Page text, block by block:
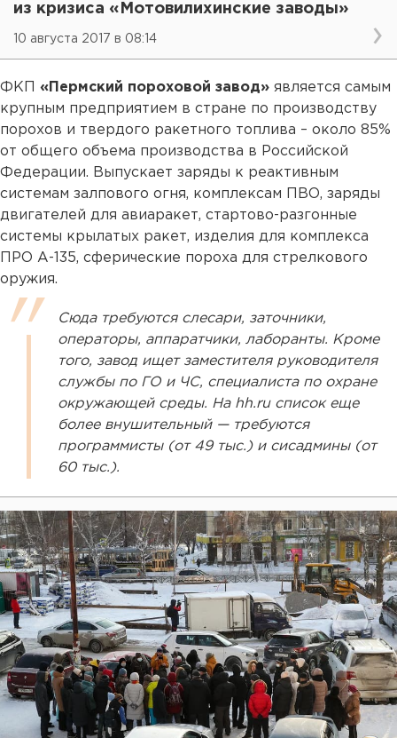
из кризиса «Мотовилихинские заводы»
10 августа 2017 в 08:14
ФКП «Пермский пороховой завод» является самым
крупным предприятием в стране по производству
порохов и твердого ракетного топлива – около 85%
от общего объема производства в Российской
Федерации. Выпускает заряды к реактивным
системам залпового огня, комплексам ПВО, заряды
двигателей для авиаракет, стартово-разгонные
системы крылатых ракет, изделия для комплекса
ПРО А-135, сферические пороха для стрелкового
оружия.
Сюда требуются слесари, заточники,
операторы, аппаратчики, лаборанты. Кроме
того, завод ищет заместителя руководителя
службы по ГО и ЧС, специалиста по охране
окружающей среды. На hh.ru список еще
более внушительный — требуются
программисты (от 49 тыс.) и сисадмины (от
60 тыс.).